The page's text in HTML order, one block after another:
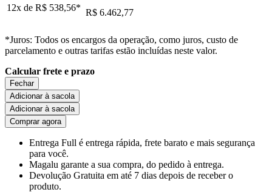
12x de R$ 538,56* R$ 6.462,77
*Juros: Todos os encargos da operação, como juros, custo de
parcelamento e outras tarifas estão incluídas neste valor.
Calcular frete e prazo
Fechar
Adicionar à sacola
Adicionar à sacola
Comprar agora
Entrega Full é entrega rápida, frete barato e mais segurança
para você.
Magalu garante a sua compra, do pedido à entrega.
Devolução Gratuita em até 7 dias depois de receber o
produto.